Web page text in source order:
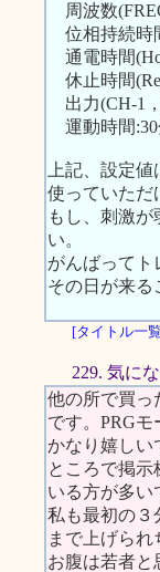
周波数
位相持続時
通電時間
休止時間
出力(CH-1
運動時間:30
上記、設定
使っていただ
もし、刺激
い。
がんばってト
その日が来る
[タイトル一
229. 気に
他の所で買っ
です。PRG
かなり嬉しい
ところで掲
いる方が多い
私も最初の３
まで上げられ
お腹は若者